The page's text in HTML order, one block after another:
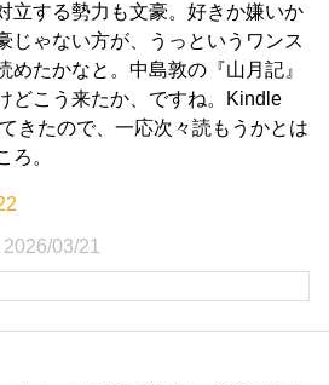
立する勢力も文豪。好きか嫌いか
じゃない方が、うっというワンス
めたかなと。中島敦の『山月記』
どこう来たか、ですね。Kindle
きたので、一応次々読もうかとは
ろ。
2026/03/21